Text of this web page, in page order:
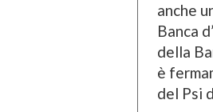
anche
Banca
della
è
del Psi